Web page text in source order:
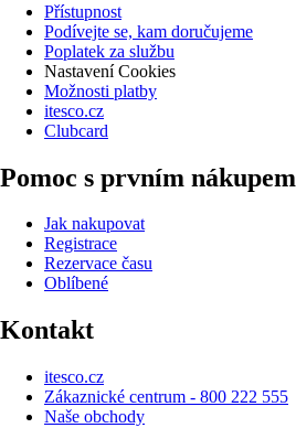
Přístupnost
Podívejte se, kam doručujeme
Poplatek za službu
Nastavení Cookies
Možnosti platby
itesco.cz
Clubcard
Pomoc s prvním nákupem
Jak nakupovat
Registrace
Rezervace času
Oblíbené
Kontakt
itesco.cz
Zákaznické centrum - 800 222 555
Naše obchody